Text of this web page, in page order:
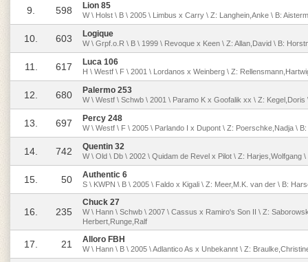
9. 598 Lion 85
W \ Holst \ B \ 2005 \ Limbus x Carry \ Z: Langhein,Anke \ B:
10. 603 Logique
W \ Grpf.o.R \ B \ 1999 \ Revoque x Keen \ Z: Allan,David \ B:
11. 617 Luca 106
H \ Westf \ F \ 2001 \ Lordanos x Weinberg \ Z:
12. 680 Palermo 253
W \ Westf \ Schwb \ 2001 \ Paramo K x Goofalik xx \ Z: Kegel,Doris
13. 697 Percy 248
W \ Westf \ F \ 2005 \ Parlando I x Dupont \ Z: Poerschke,Nadja \
14. 742 Quentin 32
W \ Old \ Db \ 2002 \ Quidam de Revel x Pilot \ Z: Harjes,Wolfgang
15. 50 Authentic 6
S \ KWPN \ B \ 2005 \ Faldo x Kigali \ Z: Meer,M.K. van der \ B:
16. 235
Chuck 27
W \ Hann \ Schwb \ 2007 \ Cassus x Ramiro's Son II \ Z:
Herbert,Runge,Ralf
17. 21 Alloro FBH
W \ Hann \ B \ 2005 \ Adlantico As x Unbekannt \ Z: